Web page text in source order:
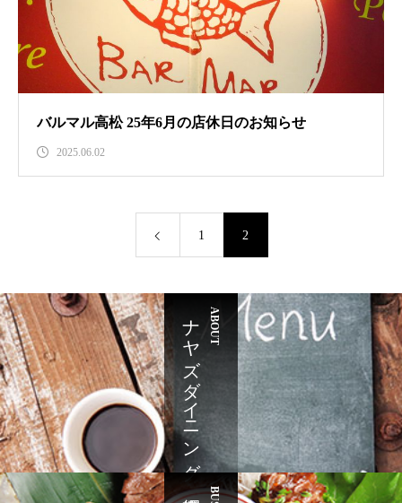
バルマル高松 25年6月の店休日のお知らせ
2025.06.02
1 2
ABOUT
ナヤズダイニング